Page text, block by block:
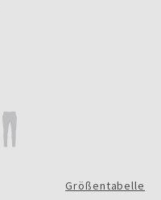
Größentabelle